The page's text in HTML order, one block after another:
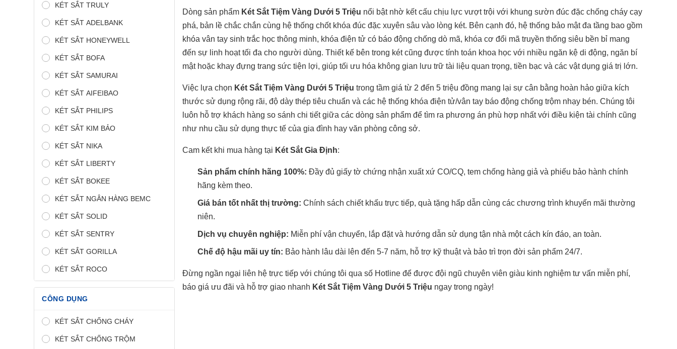
KÉT SẮT TRULY
KÉT SẮT ADELBANK
KÉT SẮT HONEYWELL
KÉT SẮT BOFA
KÉT SẮT SAMURAI
KÉT SẮT AIFEIBAO
KÉT SẮT PHILIPS
KÉT SẮT KIM BẢO
KÉT SẮT NIKA
KÉT SẮT LIBERTY
KÉT SẮT BOKEE
KÉT SẮT NGÂN HÀNG BEMC
KÉT SẮT SOLID
KÉT SẮT SENTRY
KÉT SẮT GORILLA
KÉT SẮT ROCO
CÔNG DỤNG
KÉT SẮT CHỐNG CHÁY
KÉT SẮT CHỐNG TRỘM
Dòng sản phẩm Két Sắt Tiệm Vàng Dưới 5 Triệu nổi bật nhờ kết cấu chịu lực vượt trội với khung sườn đúc đặc chống cháy cạy
phá, bản lề chắc chắn cùng hệ thống chốt khóa đúc đặc xuyên sâu vào lòng két. Bên cạnh đó, hệ thống bảo mật đa tầng bao gồm
khóa vân tay sinh trắc học thông minh, khóa điện tử có báo động chống dò mã, khóa cơ đổi mã truyền thống siêu bền bỉ mang
đến sự linh hoạt tối đa cho người dùng. Thiết kế bên trong két cũng được tính toán khoa học với nhiều ngăn kệ di động, ngăn bí
mật hoặc khay đựng trang sức tiện lợi, giúp tối ưu hóa không gian lưu trữ tài liệu quan trọng, tiền bạc và các vật dụng giá trị lớn.
Việc lựa chọn Két Sắt Tiệm Vàng Dưới 5 Triệu trong tầm giá từ 2 đến 5 triệu đồng mang lại sự cân bằng hoàn hảo giữa kích
thước sử dụng rộng rãi, độ dày thép tiêu chuẩn và các hệ thống khóa điện tử/vân tay báo động chống trộm nhạy bén. Chúng tôi
luôn hỗ trợ khách hàng so sánh chi tiết giữa các dòng sản phẩm để tìm ra phương án phù hợp nhất với điều kiện tài chính cũng
như nhu cầu sử dụng thực tế của gia đình hay văn phòng công sở.
Cam kết khi mua hàng tại Két Sắt Gia Định:
Sản phẩm chính hãng 100%: Đầy đủ giấy tờ chứng nhận xuất xứ CO/CQ, tem chống hàng giả và phiếu bảo hành chính
hãng kèm theo.
Giá bán tốt nhất thị trường: Chính sách chiết khấu trực tiếp, quà tặng hấp dẫn cùng các chương trình khuyến mãi thường
niên.
Dịch vụ chuyên nghiệp: Miễn phí vận chuyển, lắp đặt và hướng dẫn sử dụng tận nhà một cách kín đáo, an toàn.
Chế độ hậu mãi uy tín: Bảo hành lâu dài lên đến 5-7 năm, hỗ trợ kỹ thuật và bảo trì trọn đời sản phẩm 24/7.
Đừng ngần ngại liên hệ trực tiếp với chúng tôi qua số Hotline để được đội ngũ chuyên viên giàu kinh nghiệm tư vấn miễn phí,
báo giá ưu đãi và hỗ trợ giao nhanh Két Sắt Tiệm Vàng Dưới 5 Triệu ngay trong ngày!